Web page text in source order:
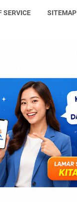
SERVICE SITEMAP